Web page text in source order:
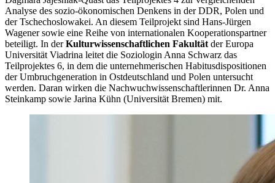
Analyse des sozio-ökonomischen Denkens in der DDR, Polen und
der Tschechoslowakei. An diesem Teilprojekt sind Hans-Jürgen
Wagener sowie eine Reihe von internationalen Kooperationspartner
beteiligt. In derKulturwissenschaftlichen Fakultät der Europa
Universität Viadrina leitet die Soziologin Anna Schwarz das
Teilprojektes 6, in dem die unternehmerischen Habitusdispositionen
der Umbruchgeneration in Ostdeutschland und Polen untersucht
werden. Daran wirken die Nachwuchwissenschaftlerinnen Dr. Anna
Steinkamp sowie Jarina Kühn (Universität Bremen) mit.